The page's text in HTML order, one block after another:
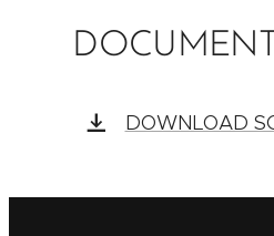
DOWNLOAD